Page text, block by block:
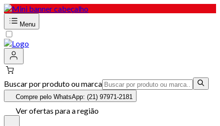
Menu
Buscar por produto ou marca
Compre pelo WhatsApp: (21) 97971-2181
Ver ofertas para a região